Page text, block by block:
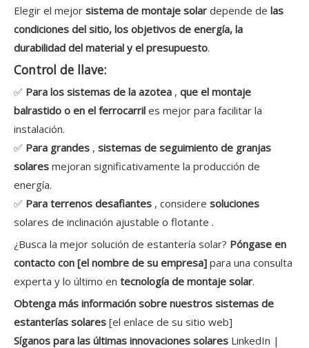
Elegir el mejor sistema de montaje solar depende de las
condiciones del sitio, los objetivos de energía, la
durabilidad del material y el presupuesto.
Control de llave:
✅ Para los sistemas de la azotea , que el montaje
balrastido o en el ferrocarril es mejor para facilitar la
instalación.
✅ Para grandes , sistemas de seguimiento de granjas
solares mejoran significativamente la producción de
energía.
✅ Para terrenos desafiantes , considere soluciones
solares de inclinación ajustable o flotante .
¿Busca la mejor solución de estantería solar? Póngase en
contacto con [el nombre de su empresa] para una consulta
experta y lo último en tecnología de montaje solar.
Obtenga más información sobre nuestros sistemas de
estanterías solares [el enlace de su sitio web]
Síganos para las últimas innovaciones solares LinkedIn |